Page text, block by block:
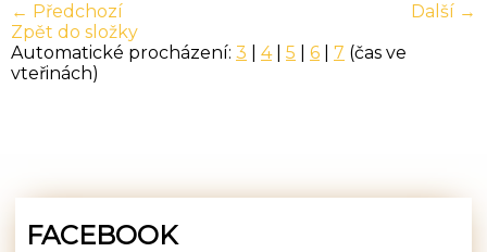
← Předchozí
Další →
Zpět do složky
Automatické procházení: 3 4| 5 6 7 (čas ve
vteřinách)
FACEBOOK